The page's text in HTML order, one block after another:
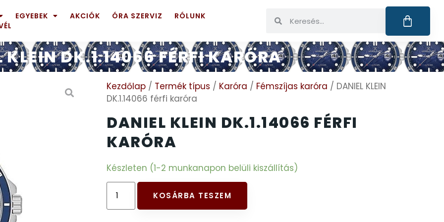
EGYEBEK AKCIÓK ÓRA SZERVIZ
RÓLUNK
KLEIN DK.1.14066 FÉRFI KARÓRA
Kezdőlap / Termék típus / Karóra / Fémszíjas karóra / DANIEL KLEIN
DK.1.14066 férfi karóra
DANIEL KLEIN DK.1.14066 FÉRFI
KARÓRA
Készleten (1-2 munkanapon belüli kiszállítás)
KOSÁRBA TESZEM